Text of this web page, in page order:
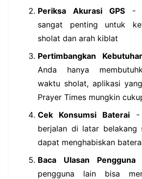
Periksa Akurasi GPS -
sangat penting untuk
sholat dan arah kiblat
Pertimbangkan
Anda hanya
waktu sholat, aplikasi
Prayer Times mungkin
Cek Konsumsi Baterai -
berjalan di latar belakang
dapat menghabiskan
Baca Ulasan Pengguna-
pengguna lain bisa